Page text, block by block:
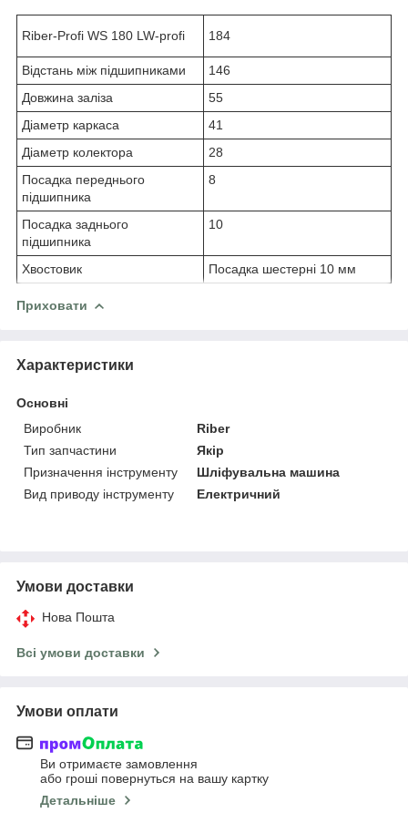
Riber-Profi WS 180 LW-profi 184
Відстань між підшипниками
146
Довжина заліза
55
Діаметр каркаса
41
Діаметр колектора
28
Посадка переднього
підшипника
8
Посадка заднього
підшипника
10
Хвостовик Посадка шестерні 10 мм
Приховати
Характеристики
Основні
Виробник
Riber
Тип запчастини
Якір
Призначення інструменту
Шліфувальна машина
Вид приводу інструменту
Електричний
Умови доставки
Нова Пошта
Всі умови доставки
Умови оплати
Ви отримаєте замовлення
або гроші повернуться на вашу картку
Детальніше